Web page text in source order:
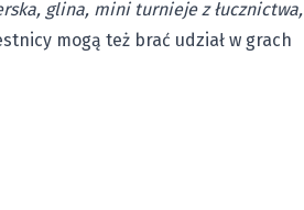
glina, mini turnieje z łucznictwa,
mogą też brać udział w grach